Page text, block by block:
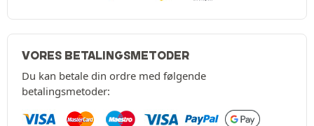
VORES BETALINGSMETODER
Du kan betale din ordre med følgende
betalingsmetoder: